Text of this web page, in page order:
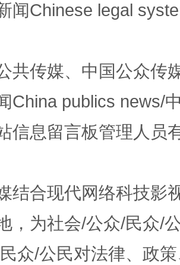
旅游的“隐身衣” 如何以
王建安的艺术幻境
闻Chinese legal
共传媒、中国公众传
China publics news/
信息留言板管理人员
结合现代网络科技影
，为社会/公众/民众/
众/公民对法律、政